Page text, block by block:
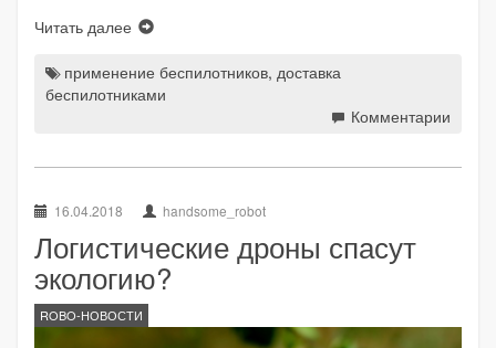
Читать далее
применение беспилотников, доставка
беспилотниками
Комментарии
16.04.2018 handsome_robot
Логистические дроны спасут
экологию?
ROBO-НОВОСТИ